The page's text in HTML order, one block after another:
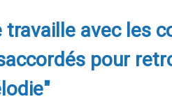
travaille avec les
pour